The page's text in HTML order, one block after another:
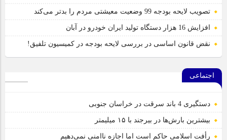
تصویب لایحه بودجه 99 وضعیت معیشتی مردم را بدتر می‌کند
افزایش 16 هزار دستگاه تولید ایران خودرو در آبان
نقض قانون اساسی در بررسی لایحه بودجه در کمیسیون تلفیق!
اجتماعی
دستگیری 4 باند سرقت در خراسان جنوبی
بیشترین بارش‌ها در بیرجند با ۱۵ میلیمتر
رأفت اسلامی حاکم است اما اجازه ناامنی نمی‌دهیم